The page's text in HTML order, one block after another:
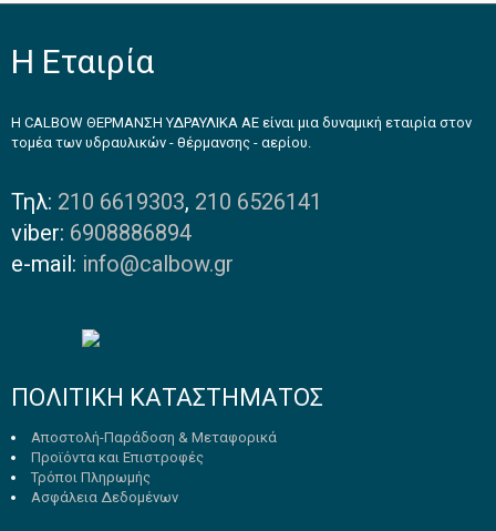
Η Εταιρία
Η CALBOW ΘΕΡΜΑΝΣΗ ΥΔΡΑΥΛΙΚΑ ΑΕ είναι μια δυναμική εταιρία στον
τομέα των υδραυλικών - θέρμανσης - αερίου.
Τηλ: 210 6619303, 210 6526141
viber: 6908886894
e-mail: info@calbow.gr
ΠΟΛΙΤΙΚΉ ΚΑΤΑΣΤΉΜΑΤΟΣ
Αποστολή-Παράδοση & Μεταφορικά
Προϊόντα και Επιστροφές
Τρόποι Πληρωμής
Ασφάλεια Δεδομένων